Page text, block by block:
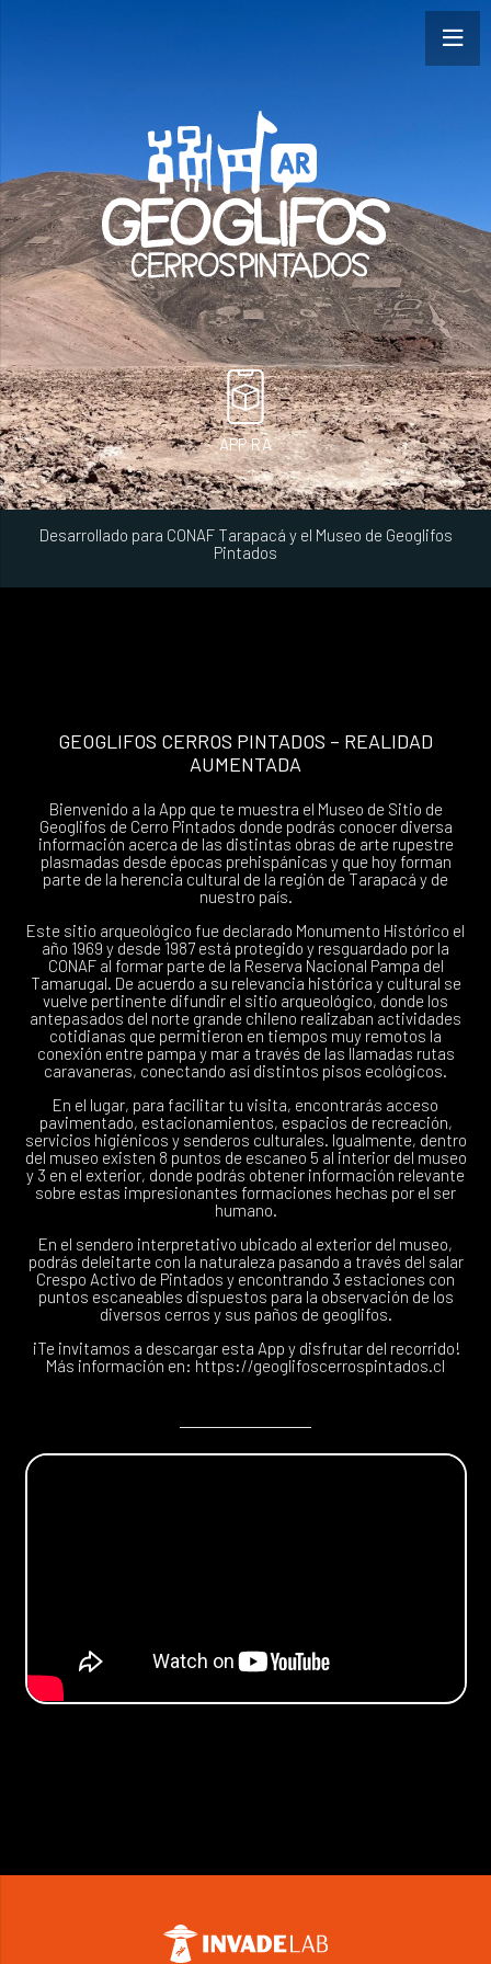
APP RA
Desarrollado para CONAF Tarapacá y el Museo de Geoglifos
Pintados
GEOGLIFOS CERROS PINTADOS – REALIDAD
AUMENTADA
Bienvenido a la App que te muestra el Museo de Sitio de
Geoglifos de Cerro Pintados donde podrás conocer diversa
información acerca de las distintas obras de arte rupestre
plasmadas desde épocas prehispánicas y que hoy forman
parte de la herencia cultural de la región de Tarapacá y de
nuestro país.
Este sitio arqueológico fue declarado Monumento Histórico el
año 1969 y desde 1987 está protegido y resguardado por la
CONAF al formar parte de la Reserva Nacional Pampa del
Tamarugal. De acuerdo a su relevancia histórica y cultural se
vuelve pertinente difundir el sitio arqueológico, donde los
antepasados del norte grande chileno realizaban actividades
cotidianas que permitieron en tiempos muy remotos la
conexión entre pampa y mar a través de las llamadas rutas
caravaneras, conectando así distintos pisos ecológicos.
En el lugar, para facilitar tu visita, encontrarás acceso
pavimentado, estacionamientos, espacios de recreación,
servicios higiénicos y senderos culturales. Igualmente, dentro
del museo existen 8 puntos de escaneo 5 al interior del museo
y 3 en el exterior, donde podrás obtener información relevante
sobre estas impresionantes formaciones hechas por el ser
humano.
En el sendero interpretativo ubicado al exterior del museo,
podrás deleitarte con la naturaleza pasando a través del salar
Crespo Activo de Pintados y encontrando 3 estaciones con
puntos escaneables dispuestos para la observación de los
diversos cerros y sus paños de geoglifos.
¡Te invitamos a descargar esta App y disfrutar del recorrido!
Más información en: https://geoglifoscerrospintados.cl